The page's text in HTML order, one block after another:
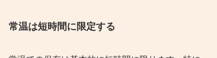
常温は短時間に限定する